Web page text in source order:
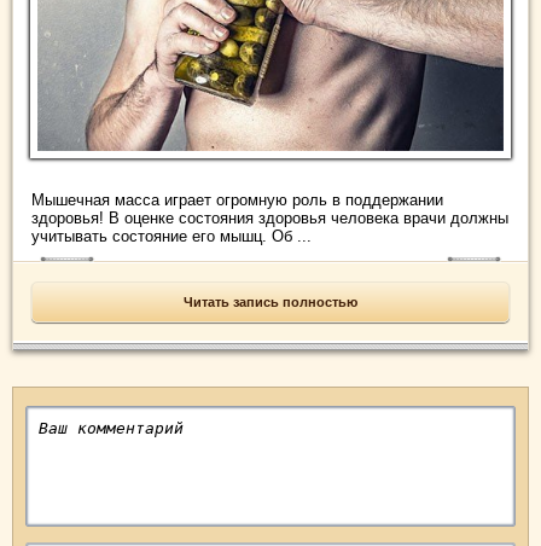
Мышечная масса играет огромную роль в поддержании
здоровья! В оценке состояния здоровья человека врачи должны
учитывать состояние его мышц. Об ...
Читать запись полностью